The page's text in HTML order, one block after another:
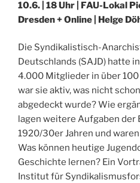
10.6. | 18 Uhr | FAU-Lokal
Dresden + Online | Helge
Die Syndikalistisch-
Deutschlands (SAJD) hatte
4.000 Mitglieder in über
war sie aktiv, was nicht
abgedeckt wurde? Wie
lagen weitere Aufgaben der
1920/30er Jahren und
Was können heutige
Geschichte lernen? Ein
Institut für